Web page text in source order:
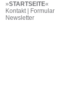
»STARTSEITE«
Kontakt | Formular
Newsletter